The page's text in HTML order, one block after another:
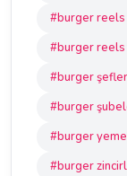
#burger reels
#burger
#burger
#burger
#burger
#burger